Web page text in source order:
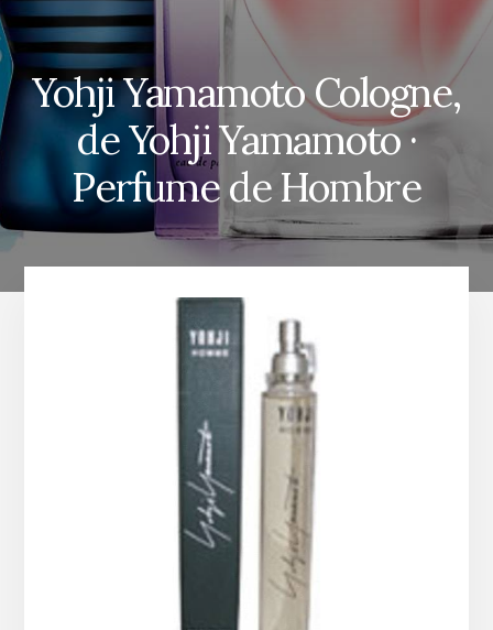
Yohji Yamamoto Cologne,
de Yohji Yamamoto ·
Perfume de Hombre